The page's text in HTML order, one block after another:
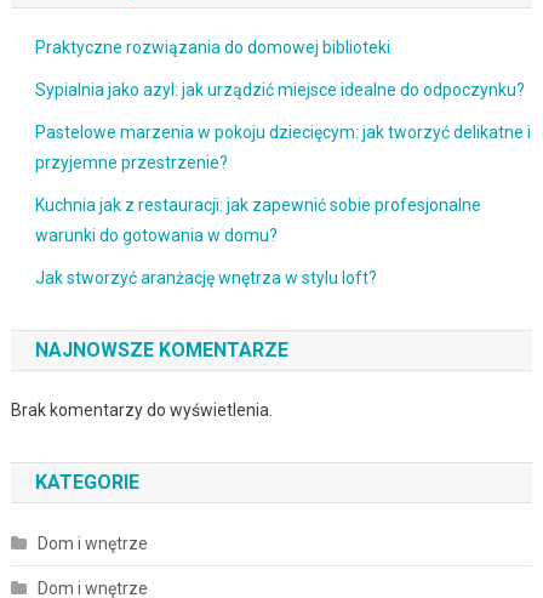
Praktyczne rozwiązania do domowej biblioteki
Sypialnia jako azyl: jak urządzić miejsce idealne do odpoczynku?
Pastelowe marzenia w pokoju dziecięcym: jak tworzyć delikatne i
przyjemne przestrzenie?
Kuchnia jak z restauracji: jak zapewnić sobie profesjonalne
warunki do gotowania w domu?
Jak stworzyć aranżację wnętrza w stylu loft?
NAJNOWSZE KOMENTARZE
Brak komentarzy do wyświetlenia.
KATEGORIE
Dom i wnętrze
Dom i wnętrze